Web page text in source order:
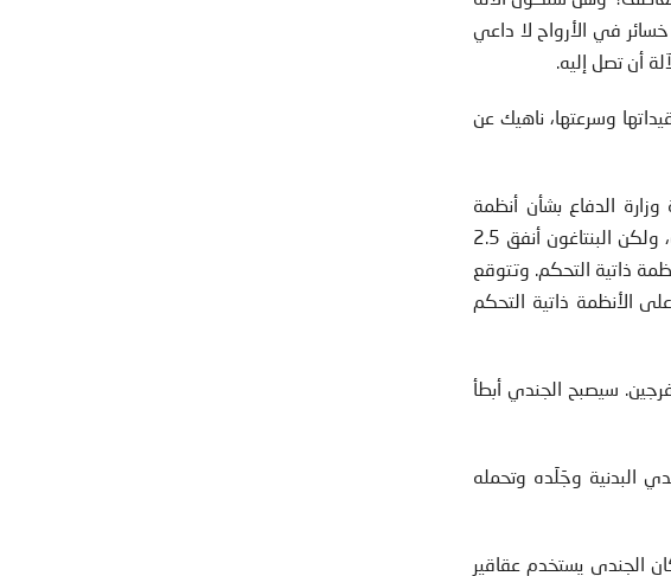
في الأرواح لا داعي
أن تصل إليه.
وسرعتها، ناهيك عن
الدفاع بشأن أنظمة
الأسلحة ذاتية التحكم إن الإنسان سيكون على الدوام جزءًا من عملية صنع القرار في هذه الأسلحة الفتاكة، ولكن البنتاغون أنفق 2.5
ذاتية التحكم. وتتوقع
الأنظمة غير المأهولة، وأكثر من 800 مليون دولار على الأنظمة ذاتية التحكم
سيصبح الجندي أبطأ
البدنية وجَلَده وتحمله
الجندي يستخدم عقاقير